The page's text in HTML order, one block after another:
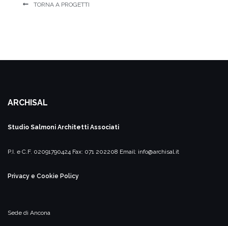
TORNA A PROGETTI
ARCHISAL
Studio Salmoni Architetti Associati
P.I. e C.F. 02091790424 Fax: 071 202208 Email: info@archisal.it
Privacy e Cookie Policy
Sede di Ancona